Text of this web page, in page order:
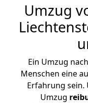
Umzug
Ein Umzug
Menschen eine
Erfahrung sein.
Umzug